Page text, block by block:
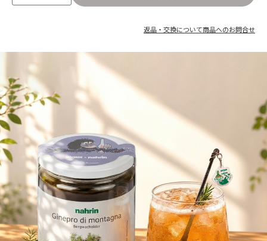
返品・交換について商品へのお問合せ